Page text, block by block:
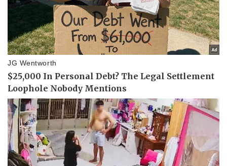
Cây thuốc
Sản phụ khoa
Nhi khoa
Nam khoa
Làm đẹp - giảm cân
Phòng mạch online
Ăn sạch sống khỏe
Blog
Tình yêu - Gia đình